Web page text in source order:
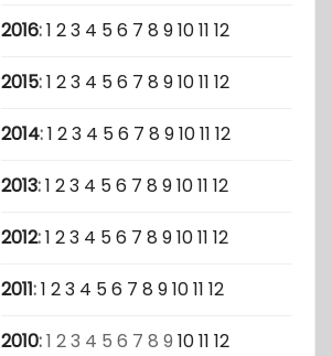
2016:1 23 4 56 7 8 91011 12
2015:1 23 4 56 7 8 91011 12
2014:1 23 4 56 7 8 91011 12
2013:1 23 4 56 7 8 91011 12
2012:1 23 4 56 7 8 91011 12
2011:1 23 4 56 7 8 91011 12
2010:1 23 4 5 6 7 8 9 1011 12